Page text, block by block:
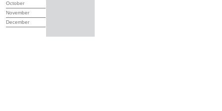
October
November
December